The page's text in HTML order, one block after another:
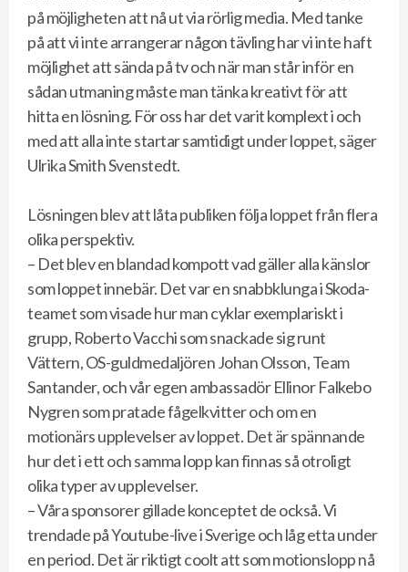
på möjligheten att nå ut via rörlig media. Med tanke
på att vi inte arrangerar någon tävling har vi inte haft
möjlighet att sända på tv och när man står inför en
sådan utmaning måste man tänka kreativt för att
hitta en lösning. För oss har det varit komplext i och
med att alla inte startar samtidigt under loppet, säger
Ulrika Smith Svenstedt.
Lösningen blev att låta publiken följa loppet från flera
olika perspektiv.
– Det blev en blandad kompott vad gäller alla känslor
som loppet innebär. Det var en snabbklunga i Skoda-
teamet som visade hur man cyklar exemplariskt i
grupp, Roberto Vacchi som snackade sig runt
Vättern, OS-guldmedaljören Johan Olsson, Team
Santander, och vår egen ambassadör Ellinor Falkebo
Nygren som pratade fågelkvitter och om en
motionärs upplevelser av loppet. Det är spännande
hur det i ett och samma lopp kan finnas så otroligt
olika typer av upplevelser.
– Våra sponsorer gillade konceptet de också. Vi
trendade på Youtube-live i Sverige och låg etta under
en period. Det är riktigt coolt att som motionslopp nå